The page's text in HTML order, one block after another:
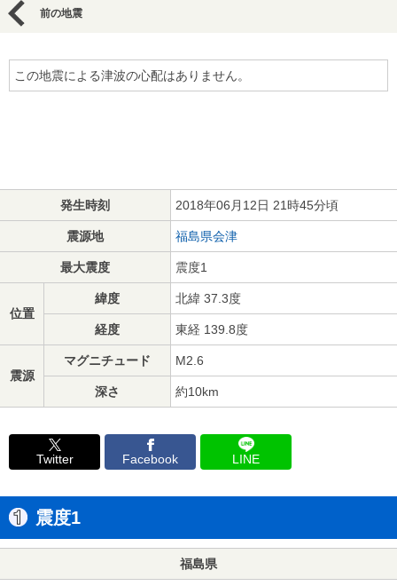
前の地震
この地震による津波の心配はありません。
発生時刻 2018年06月12日 21時45分頃
震源地 福島県会津
最大震度 震度1
位置
緯度 北緯 37.3度
経度 東経 139.8度
震源
マグニチュード M2.6
深さ 約10km
Twitter Facebook LINE
震度1
福島県